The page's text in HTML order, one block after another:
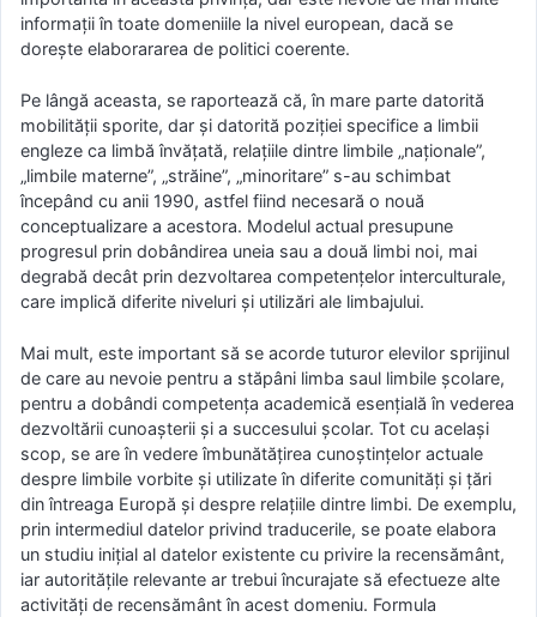
informații în toate domeniile la nivel european, dacă se
dorește elaborararea de politici coerente.
Pe lângă aceasta, se raportează că, în mare parte datorită
mobilității sporite, dar și datorită poziției specifice a limbii
engleze ca limbă învățată, relațiile dintre limbile „naționale”,
„limbile materne”, „străine”, „minoritare” s-au schimbat
începând cu anii 1990, astfel fiind necesară o nouă
conceptualizare a acestora. Modelul actual presupune
progresul prin dobândirea uneia sau a două limbi noi, mai
degrabă decât prin dezvoltarea competențelor interculturale,
care implică diferite niveluri și utilizări ale limbajului.
Mai mult, este important să se acorde tuturor elevilor sprijinul
de care au nevoie pentru a stăpâni limba saul limbile școlare,
pentru a dobândi competența academică esențială în vederea
dezvoltării cunoașterii și a succesului școlar. Tot cu același
scop, se are în vedere îmbunătățirea cunoștințelor actuale
despre limbile vorbite și utilizate în diferite comunități și țări
din întreaga Europă și despre relațiile dintre limbi. De exemplu,
prin intermediul datelor privind traducerile, se poate elabora
un studiu inițial al datelor existente cu privire la recensământ,
iar autoritățile relevante ar trebui încurajate să efectueze alte
activități de recensământ în acest domeniu. Formula